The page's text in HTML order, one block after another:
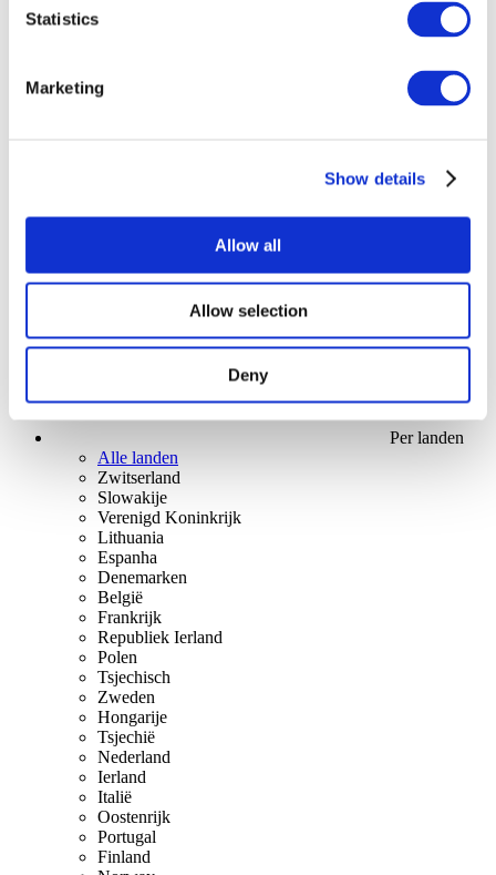
Statistics
Marketing
Show details
Allow all
Allow selection
Deny
Alle
evenementen
Rockmusik
Per landen
Alle landen
Zwitserland
Slowakije
Verenigd Koninkrijk
Lithuania
Espanha
Denemarken
België
Frankrijk
Republiek Ierland
Polen
Tsjechisch
Zweden
Hongarije
Tsjechië
Nederland
Ierland
Italië
Oostenrijk
Portugal
Finland